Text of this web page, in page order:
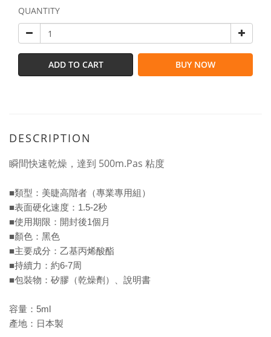
QUANTITY
ADD TO CART BUY NOW
DESCRIPTION
瞬間快速乾燥，達到 500m.Pas 粘度
■類型：美睫高階者（專業專用組）
■表面硬化速度：1.5-2秒
■使用期限：開封後1個月
■顏色：黑色
■主要成分：乙基丙烯酸酯
■持續力：約6-7周
■包裝物：矽膠（乾燥劑）、說明書
容量：5ml
產地：日本製